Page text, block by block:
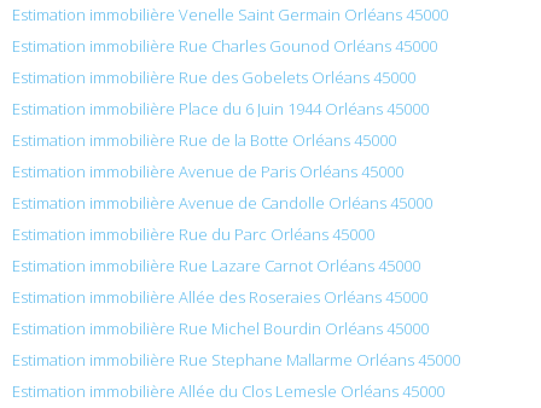
Estimation immobilière Venelle Saint Germain Orléans 45000
Estimation immobilière Rue Charles Gounod Orléans 45000
Estimation immobilière Rue des Gobelets Orléans 45000
Estimation immobilière Place du 6 Juin 1944 Orléans 45000
Estimation immobilière Rue de la Botte Orléans 45000
Estimation immobilière Avenue de Paris Orléans 45000
Estimation immobilière Avenue de Candolle Orléans 45000
Estimation immobilière Rue du Parc Orléans 45000
Estimation immobilière Rue Lazare Carnot Orléans 45000
Estimation immobilière Allée des Roseraies Orléans 45000
Estimation immobilière Rue Michel Bourdin Orléans 45000
Estimation immobilière Rue Stephane Mallarme Orléans 45000
Estimation immobilière Allée du Clos Lemesle Orléans 45000